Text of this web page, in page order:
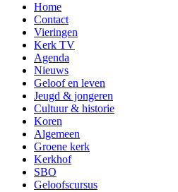
Home
Contact
Vieringen
Kerk TV
Agenda
Nieuws
Geloof en leven
Jeugd & jongeren
Cultuur & historie
Koren
Algemeen
Groene kerk
Kerkhof
SBO
Geloofscursus